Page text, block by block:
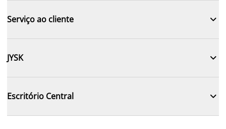
Serviço ao cliente 
JYSK 
Escritório Central 